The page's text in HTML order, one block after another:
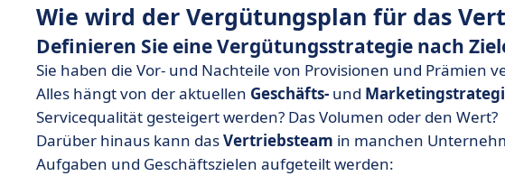
Wie wird der Vergütungsplan für das
Definieren Sie eine Vergütungsstrategie nach
Sie haben die Vor- und Nachteile von Provisionen und Prämien
Alles hängt von der aktuellen Geschäfts- und
Servicequalität gesteigert werden? Das Volumen oder den Wert?
Darüber hinaus kann dasVertriebsteam in manchen
Aufgaben und Geschäftszielen aufgeteilt werden: